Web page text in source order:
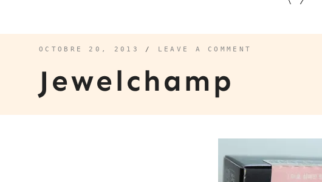
OCTOBRE 20, 2013 / LEAVE A COMMENT
Jewelchamp